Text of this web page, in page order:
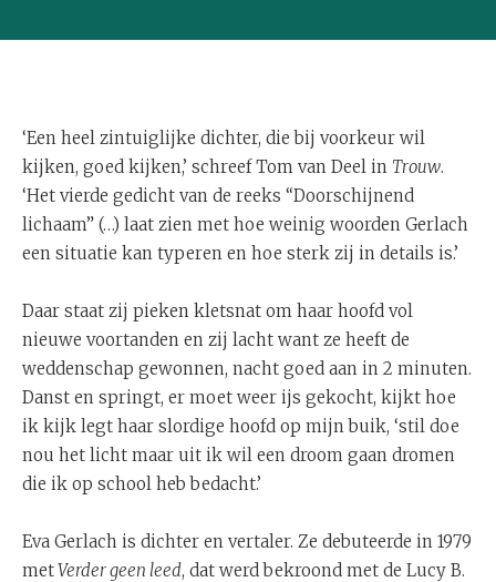
‘Een heel zintuiglijke dichter, die bij voorkeur wil
kijken, goed kijken,’ schreef Tom van Deel in Trouw.
‘Het vierde gedicht van de reeks “Doorschijnend
lichaam” (…) laat zien met hoe weinig woorden Gerlach
een situatie kan typeren en hoe sterk zij in details is.’
Daar staat zij pieken kletsnat om haar hoofd vol
nieuwe voortanden en zij lacht want ze heeft de
weddenschap gewonnen, nacht goed aan in 2 minuten.
Danst en springt, er moet weer ijs gekocht, kijkt hoe
ik kijk legt haar slordige hoofd op mijn buik, ‘stil doe
nou het licht maar uit ik wil een droom gaan dromen
die ik op school heb bedacht.’
Eva Gerlach is dichter en vertaler. Ze debuteerde in 1979
metVerder geen leed, dat werd bekroond met de Lucy B.